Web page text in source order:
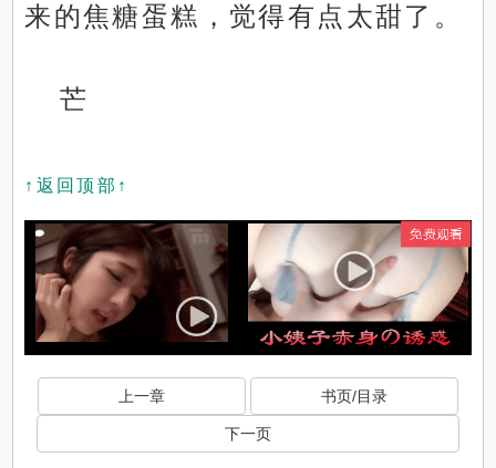
来的焦糖蛋糕，觉得有点太甜了。
芒
↑返回顶部↑
上一章 书页/目录
下一页